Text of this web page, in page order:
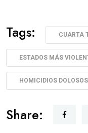
Tags: CUARTA
ESTADOS MÁS
HOMICIDIOS DOLOSOS
Share: